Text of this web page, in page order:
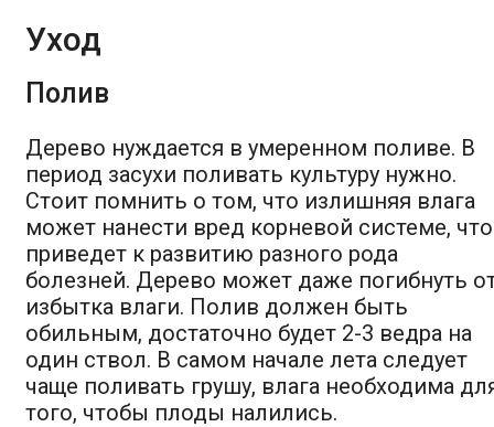
Уход
Полив
Дерево нуждается в умеренном поливе. В
период засухи поливать культуру нужно.
Стоит помнить о том, что излишняя влага
может нанести вред корневой системе, что
приведет к развитию разного рода
болезней. Дерево может даже погибнуть
избытка влаги. Полив должен быть
обильным, достаточно будет 2-3 ведра на
один ствол. В самом начале лета следует
чаще поливать грушу, влага необходима
того, чтобы плоды налились.